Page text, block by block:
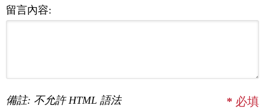
留言內容:
備註: 不允許 HTML 語法 * 必填